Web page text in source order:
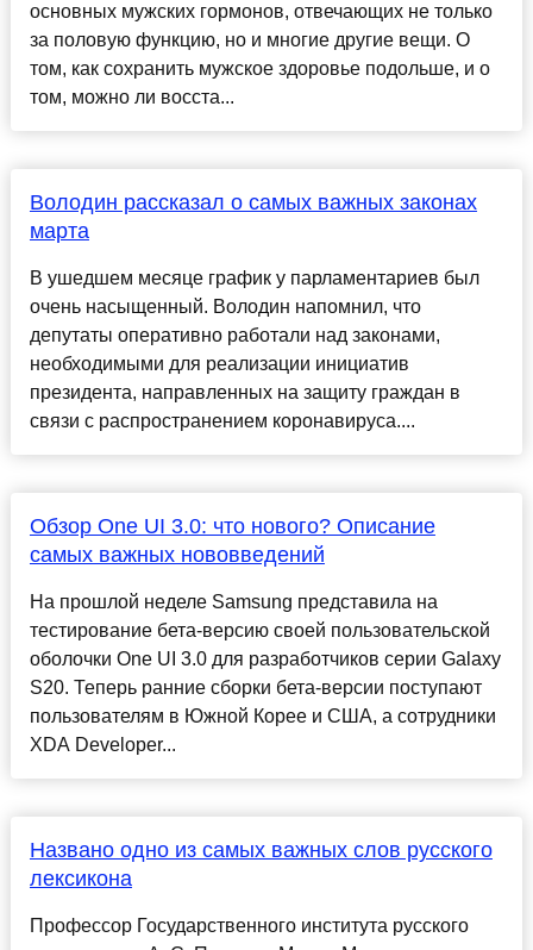
основных мужских гормонов, отвечающих не только
за половую функцию, но и многие другие вещи. О
том, как сохранить мужское здоровье подольше, и о
том, можно ли восста...
Володин рассказал о самых важных законах
марта
В ушедшем месяце график у парламентариев был
очень насыщенный. Володин напомнил, что
депутаты оперативно работали над законами,
необходимыми для реализации инициатив
президента, направленных на защиту граждан в
связи с распространением коронавируса....
Обзор One UI 3.0: что нового? Описание
самых важных нововведений
На прошлой неделе Samsung представила на
тестирование бета-версию своей пользовательской
оболочки One UI 3.0 для разработчиков серии Galaxy
S20. Теперь ранние сборки бета-версии поступают
пользователям в Южной Корее и США, а сотрудники
XDA Developer...
Названо одно из самых важных слов русского
лексикона
Профессор Государственного института русского